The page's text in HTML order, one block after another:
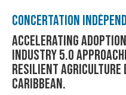
Concertation
Accelerating Adoption
Industry 5.0
resilient agriculture
Caribbean.